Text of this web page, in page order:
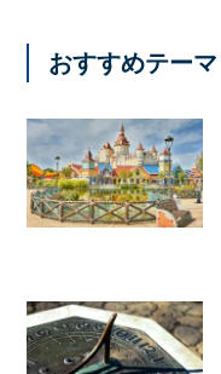
おすすめテーマ